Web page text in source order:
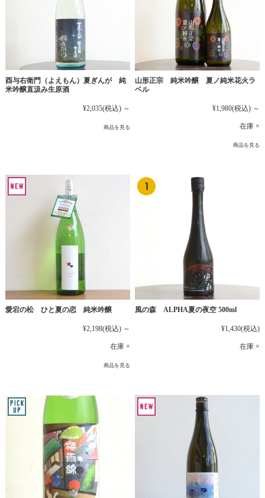
酉与右衛門（よえもん）夏ぎんが 純
米吟醸直汲み生原酒
¥2,035(税込) ～
商品を見る
山形正宗 純米吟醸 夏ノ純米花火ラ
ベル
¥1,980(税込) ～
在庫 ×
商品を見る
愛宕の松 ひと夏の恋 純米吟醸
¥2,198(税込) ～
在庫 ×
商品を見る
風の森 ALPHA夏の夜空 500ml
¥1,430(税込)
在庫 ×